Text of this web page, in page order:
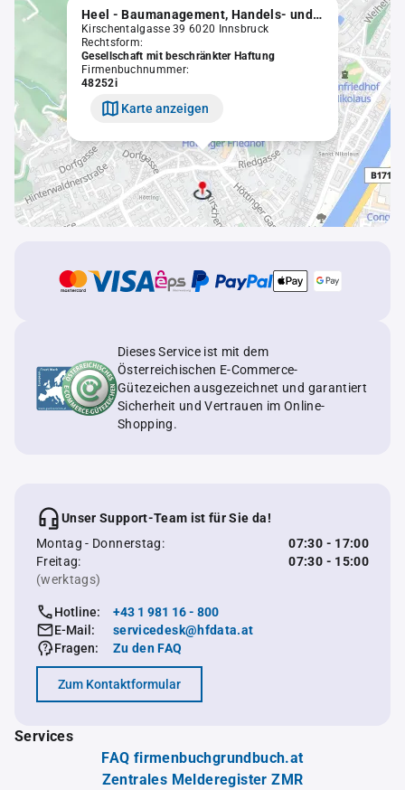
Heel - Baumanagement, Handels- und Vermietungs-GmbH
Kirschentalgasse 39 6020 Innsbruck
Rechtsform:
Gesellschaft mit beschränkter Haftung
Firmenbuchnummer:
48252i
Karte anzeigen
Dieses Service ist mit dem
Österreichischen E-Commerce-
Gütezeichen ausgezeichnet und garantiert
Sicherheit und Vertrauen im Online-
Shopping.
Unser Support-Team ist für Sie da!
Montag - Donnerstag:
07:30 - 17:00
Freitag:
07:30 - 15:00
(werktags)
Hotline:
+43 1 981 16 - 800
E-Mail:
servicedesk@hfdata.at
Fragen:
Zu den FAQ
Zum Kontaktformular
Services
FAQ firmenbuchgrundbuch.at
Zentrales Melderegister ZMR